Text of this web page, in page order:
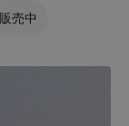
販売中